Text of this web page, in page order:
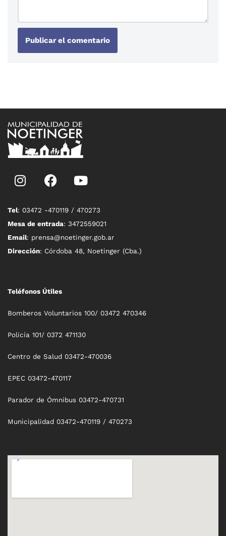
Tel: 03472 -470119 / 470273
Mesa de entrada: 3472559021
Email: prensa@noetinger.gob.ar
Dirección: Córdoba 48, Noetinger (Cba.)
Teléfonos Útiles
Bomberos Voluntarios 100/ 03472 470346
Policía 101/ 0372 471130
Centro de Salud 03472-470036
EPEC 03472-470117
Parador de Ómnibus 03472-470731
Municipalidad 03472-470119 / 470273